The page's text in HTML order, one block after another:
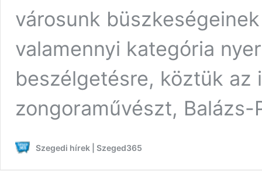
városunk
valamennyi kategória
beszélgetésre, köztük
zongoraművészt,
Szegedi hírek | Szeged365